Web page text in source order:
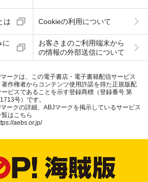
は Cookieの利用について
に
お客さまのご利用端末から
の情報の外部送信について
ークは、この電子書店・電子書籍配信サービス
著作権者からコンテンツ使用許諾を得た正規版配
ービスであることを示す登録商標（登録番号 第
号）です。
ークの詳細、ABJマークを掲示しているサービス
覧はこちら
aebs.or.jp/